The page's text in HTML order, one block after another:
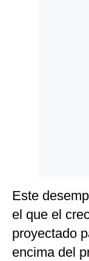
Este
el que el
proyectado
encima del